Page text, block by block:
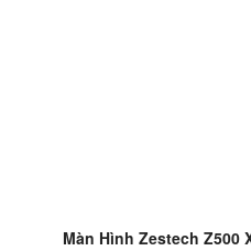
Màn Hình Zestech Z500